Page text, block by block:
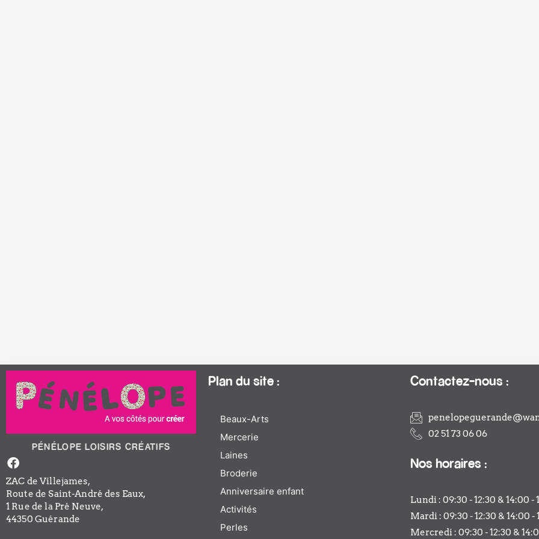
PÉNÉLOPE LOISIRS CRÉATIFS
Facebook-
f
ZAC de Villejames,
Route de Saint-André des Eaux,
1 Rue de la Pré Neuve,
44350 Guérande
Plan du site :
Beaux-Arts
Mercerie
Laines
Broderie
Anniversaire enfant
Activités
Perles
Contactez-nous :
02 51 73 06 06
Nos horaires :
Lundi : 09:30 - 12:30 & 14:00 -
Mardi : 09:30 - 12:30 & 14:00 -
Mercredi : 09:30 - 12:30 &